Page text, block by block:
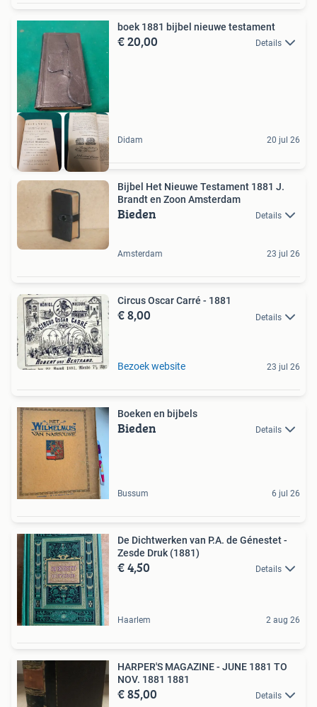
boek 1881 bijbel nieuwe testament
€ 20,00 Details
Didam 20 jul 26
Bijbel Het Nieuwe Testament 1881 J.
Brandt en Zoon Amsterdam
Bieden Details
Amsterdam 23 jul 26
Circus Oscar Carré - 1881
€ 8,00 Details
Bezoek website 23 jul 26
Boeken en bijbels
Bieden Details
Bussum 6 jul 26
De Dichtwerken van P.A. de Génestet -
Zesde Druk (1881)
€ 4,50 Details
Haarlem 2 aug 26
HARPER'S MAGAZINE - JUNE 1881 TO
NOV. 1881 1881
€ 85,00 Details